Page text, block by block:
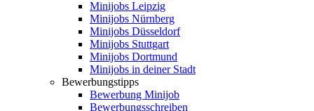
Minijobs Leipzig
Minijobs Nürnberg
Minijobs Düsseldorf
Minijobs Stuttgart
Minijobs Dortmund
Minijobs in deiner Stadt
Bewerbungstipps
Bewerbung Minijob
Bewerbungsschreiben